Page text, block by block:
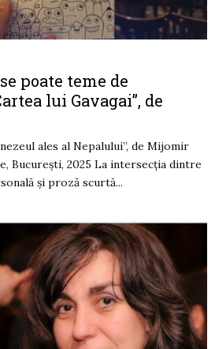
poate teme de
lui Gavagai”, de
ales al Nepalului”, de Mijomir
București, 2025 La intersecţia dintre
şi proză scurtă...